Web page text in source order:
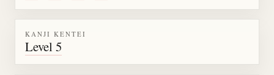
KANJI KENTEI
Level 5